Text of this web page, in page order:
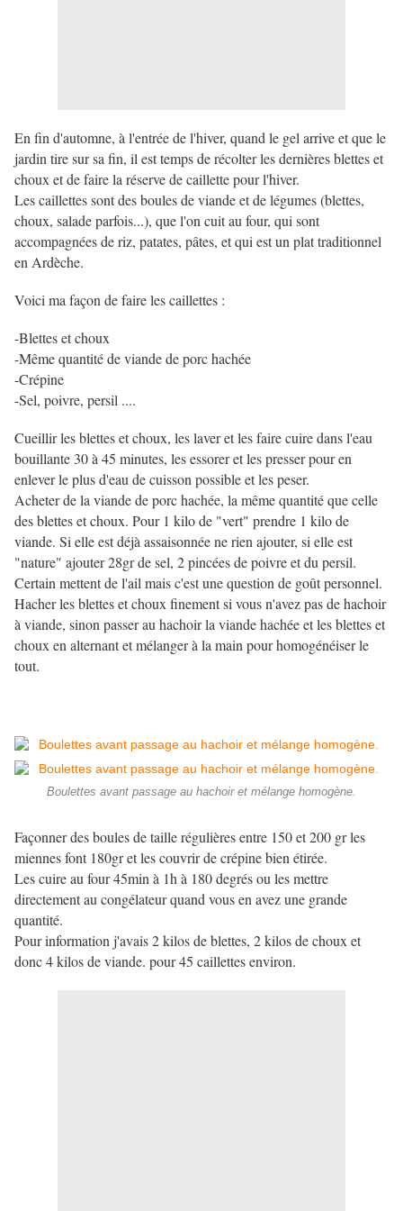
En fin d'automne, à l'entrée de l'hiver, quand le gel arrive et que le
jardin tire sur sa fin, il est temps de récolter les dernières blettes et
choux et de faire la réserve de caillette pour l'hiver.
Les caillettes sont des boules de viande et de légumes (blettes,
choux, salade parfois...), que l'on cuit au four, qui sont
accompagnées de riz, patates, pâtes, et qui est un plat traditionnel
en Ardèche.
Voici ma façon de faire les caillettes :
-Blettes et choux
-Même quantité de viande de porc hachée
-Crépine
-Sel, poivre, persil ....
Cueillir les blettes et choux, les laver et les faire cuire dans l'eau
bouillante 30 à 45 minutes, les essorer et les presser pour en
enlever le plus d'eau de cuisson possible et les peser.
Acheter de la viande de porc hachée, la même quantité que celle
des blettes et choux. Pour 1 kilo de "vert" prendre 1 kilo de
viande. Si elle est déjà assaisonnée ne rien ajouter, si elle est
"nature" ajouter 28gr de sel, 2 pincées de poivre et du persil.
Certain mettent de l'ail mais c'est une question de goût personnel.
Hacher les blettes et choux finement si vous n'avez pas de hachoir
à viande, sinon passer au hachoir la viande hachée et les blettes et
choux en alternant et mélanger à la main pour homogénéiser le
tout.
Boulettes avant passage au hachoir et mélange homogène.
Façonner des boules de taille régulières entre 150 et 200 gr les
miennes font 180gr et les couvrir de crépine bien étirée.
Les cuire au four 45min à 1h à 180 degrés ou les mettre
directement au congélateur quand vous en avez une grande
quantité.
Pour information j'avais 2 kilos de blettes, 2 kilos de choux et
donc 4 kilos de viande. pour 45 caillettes environ.